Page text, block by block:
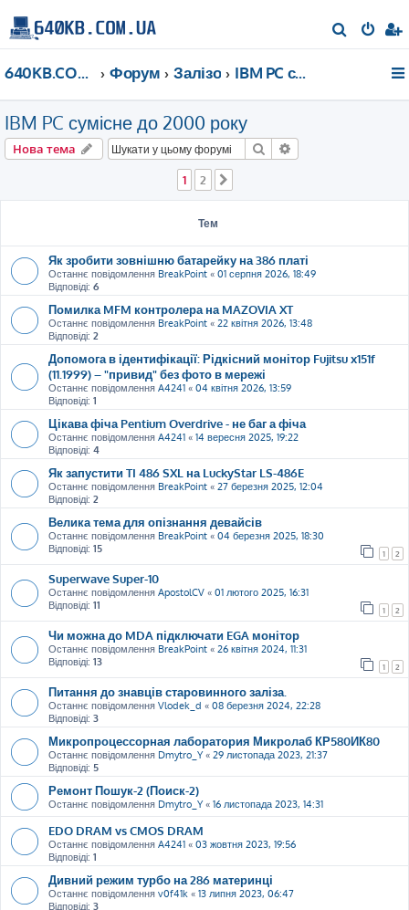
о
640KB.COM.UA Форум Залізо IBM PC сумісне до 2000 року
IBM PC сумісне до 2000 року
Нова тема Пошук
1 2
Тем
Як зробити зовнішню батарейку на 386 платі
Останнє повідомлення BreakPoint « 01 серпня 2026, 18:49
Відповіді: 6
Помилка MFM контролера на MAZOVIA XT
Останнє повідомлення BreakPoint « 22 квітня 2026, 13:48
Відповіді: 2
Допомога в ідентифікації: Рідкісний монітор Fujitsu x151f
(11.1999) – "привид" без фото в мережі
Останнє повідомлення A4241 « 04 квітня 2026, 13:59
Відповіді: 1
Цікава фіча Pentium Overdrive - не баг а фіча
Останнє повідомлення A4241 « 14 вересня 2025, 19:22
Відповіді: 4
Як запустити TI 486 SXL на LuckyStar LS-486E
Останнє повідомлення BreakPoint « 27 березня 2025, 12:04
Відповіді: 2
Велика тема для опізнання девайсів
Останнє повідомлення BreakPoint « 04 березня 2025, 18:30
Відповіді: 15 1 2
Superwave Super-10
Останнє повідомлення ApostolCV « 01 лютого 2025, 16:31
Відповіді: 11 1 2
Чи можна до MDA підключати EGA монітор
Останнє повідомлення BreakPoint « 26 квітня 2024, 11:31
Відповіді: 13 1 2
Питання до знавців старовинного заліза.
Останнє повідомлення Vlodek_d « 08 березня 2024, 22:28
Відповіді: 3
Микропроцессорная лаборатория Микролаб КР580ИК80
Останнє повідомлення Dmytro_Y« 29 листопада 2023, 21:37
Відповіді: 5
Ремонт Пошук-2 (Поиск-2)
Останнє повідомлення Dmytro_Y« 16 листопада 2023, 14:31
EDO DRAM vs CMOS DRAM
Останнє повідомлення A4241 « 03 жовтня 2023, 19:56
Відповіді: 1
Дивний режим турбо на 286 материнці
Останнє повідомлення v0f41k « 13 липня 2023, 06:47
Відповіді: 3